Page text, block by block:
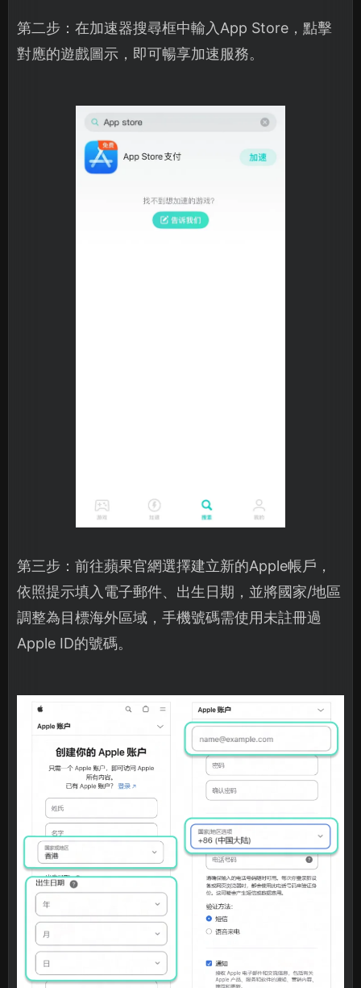
第二步：在加速器搜尋框中輸入App Store，點擊
對應的遊戲圖示，即可暢享加速服務。
第三步：前往蘋果官網選擇建立新的Apple帳戶，
依照提示填入電子郵件、出生日期，並將國家/地區
調整為目標海外區域，手機號碼需使用未註冊過
Apple ID的號碼。